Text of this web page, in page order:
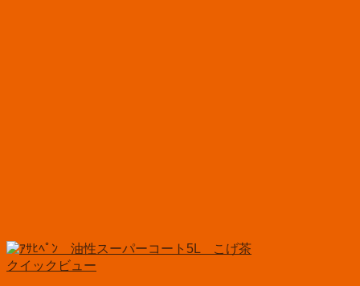
クイックビュー